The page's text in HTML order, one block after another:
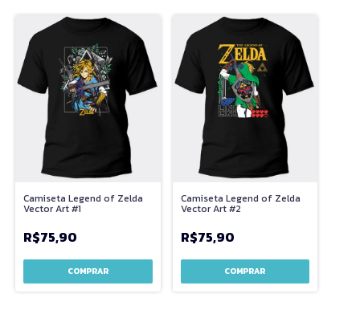
Camiseta Legend of Zelda
Vector Art #1
R$75,90
COMPRAR
Camiseta Legend of Zelda
Vector Art #2
R$75,90
COMPRAR